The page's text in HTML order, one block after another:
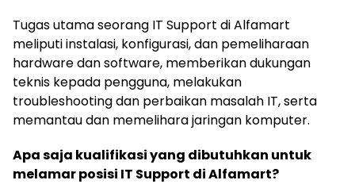
Tugas utama seorang IT Support di Alfamart
meliputi instalasi, konfigurasi, dan pemeliharaan
hardware dan software, memberikan dukungan
teknis kepada pengguna, melakukan
troubleshooting dan perbaikan masalah IT, serta
memantau dan memelihara jaringan komputer.
Apa saja kualifikasi yang dibutuhkan untuk
melamar posisi IT Support di Alfamart?